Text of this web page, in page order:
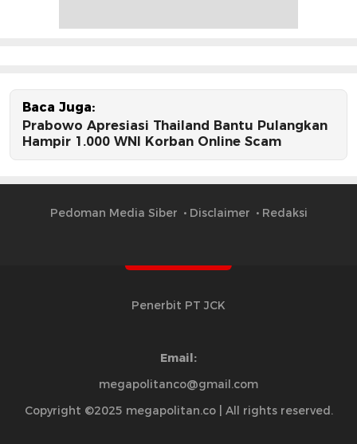
Baca Juga:
Prabowo Apresiasi Thailand Bantu Pulangkan
Hampir 1.000 WNI Korban Online Scam
Pedoman Media Siber Disclaimer Redaksi
Penerbit PT JCK
Email:
megapolitanco@gmail.com
Copyright ©2025 megapolitan.co | All rights reserved.